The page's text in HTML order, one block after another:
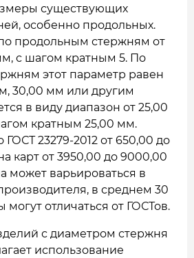
существующих
особенно продольных.
продольным стержням от
с шагом кратным 5. По
этот параметр равен
30,00 мм или другим
в виду диапазон от 25,00
кратным 25,00 мм.
23279-2012 от 650,00 до
карт от 3950,00 до 9000,00
может варьироваться в
в среднем 30
могут отличаться от ГОСТов.
с диаметром стержня
использование